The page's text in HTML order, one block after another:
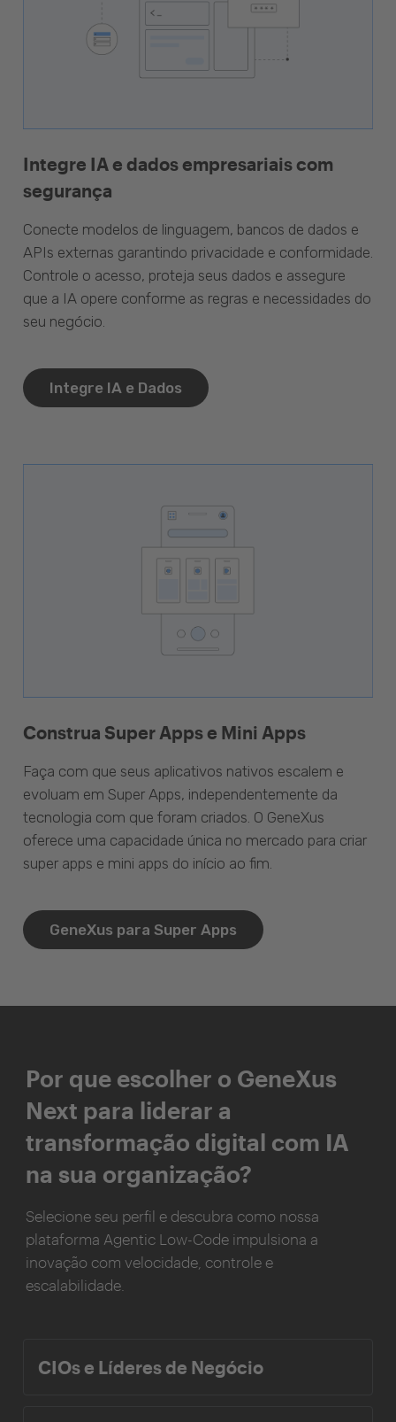
Integre IA e dados empresariais com
segurança
Conecte modelos de linguagem, bancos de dados e
APIs externas garantindo privacidade e conformidade.
Controle o acesso, proteja seus dados e assegure
que a IA opere conforme as regras e necessidades do
seu negócio.
Integre IA e Dados
Construa Super Apps e Mini Apps
Faça com que seus aplicativos nativos escalem e
evoluam em Super Apps, independentemente da
tecnologia com que foram criados. O GeneXus
oferece uma capacidade única no mercado para criar
super apps e mini apps do início ao fim.
GeneXus para Super Apps
Por que escolher o GeneXus
Next para liderar a
transformação digital com IA
na sua organização?
Selecione seu perfil e descubra como nossa
plataforma Agentic Low-Code impulsiona a
inovação com velocidade, controle e
escalabilidade.
CIOs e Líderes de Negócio